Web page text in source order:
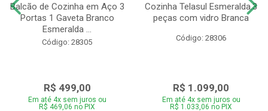
Balcão de Cozinha em Aço 3
Portas 1 Gaveta Branco
Esmeralda ...
Código: 28305
R$ 499,00
Em até 4x sem juros ou
R$ 469,06 no PIX
Cozinha Telasul Esmeralda.3
peças com vidro Branca
Código: 28306
R$ 1.099,00
Em até 4x sem juros ou
R$ 1.033,06 no PIX